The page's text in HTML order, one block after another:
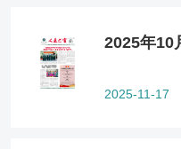
2025年10
2025-11-17